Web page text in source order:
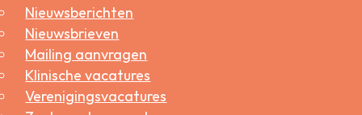
Nieuwsberichten
Nieuwsbrieven
Mailing aanvragen
Klinische vacatures
Verenigingsvacatures
ziekte van Crohn en constitutioneel eczeem